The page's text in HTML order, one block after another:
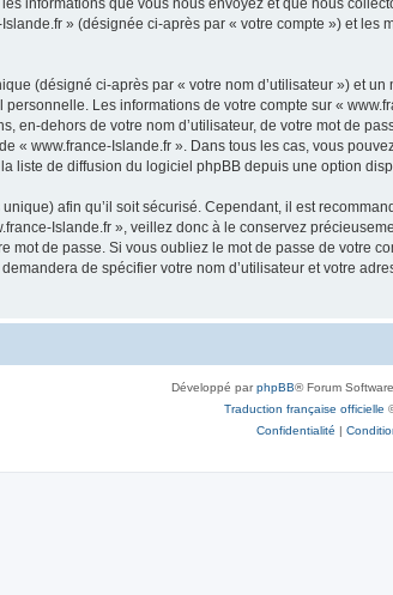
» (désignée ci-après par « votre compte ») et
(désigné ci-après par « votre nom d’utilisateur ») et
Les informations de votre compte sur «
en-dehors de votre nom d’utilisateur, de votre mot de
« www.france-Islande.fr ». Dans tous les cas, vous
liste de diffusion du logiciel phpBB depuis une option
afin qu’il soit sécurisé. Cependant, il est
Islande.fr », veillez donc à le conservez
mot de passe. Si vous oubliez le mot de passe de votre
de spécifier votre nom d’utilisateur et votre
Développé parphpBB® Forum
Traduction française officielle
Confidentialité |